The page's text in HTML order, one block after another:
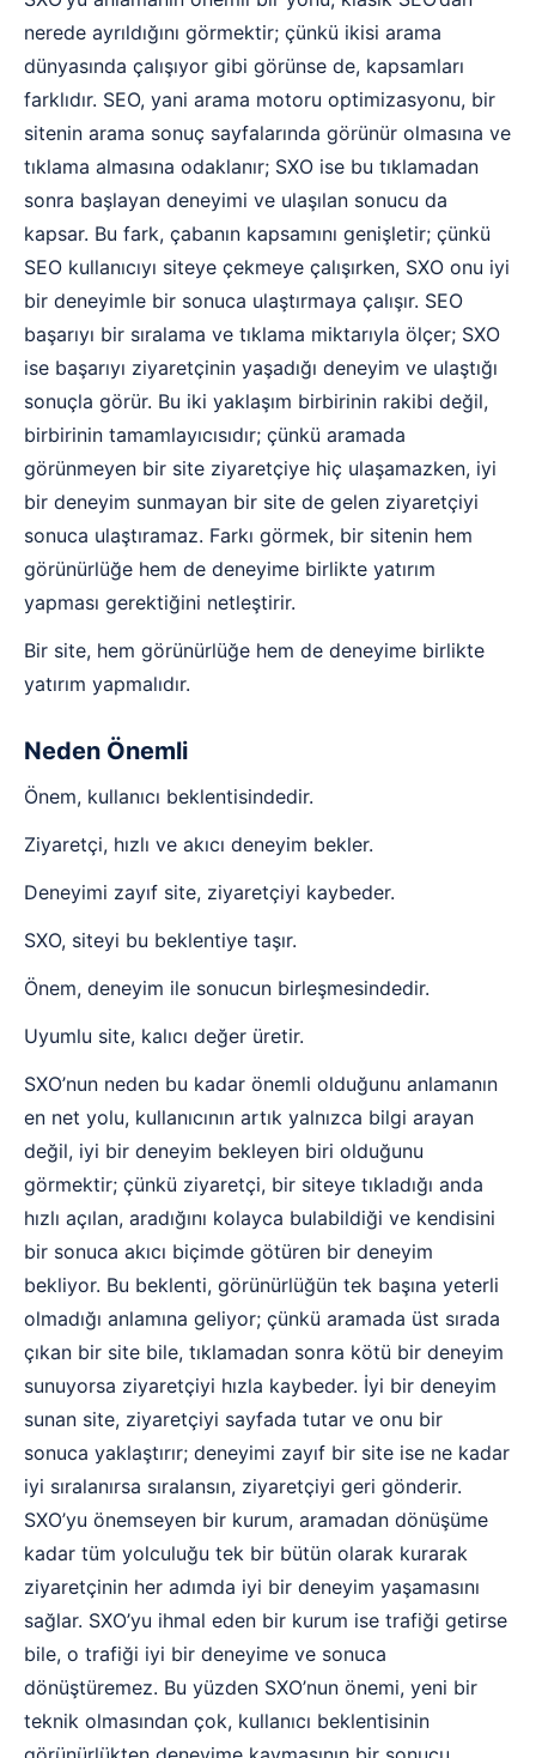
nerede ayrıldığını görmektir; çünkü ikisi arama
dünyasında çalışıyor gibi görünse de, kapsamları
farklıdır. SEO, yani arama motoru optimizasyonu, bir
sitenin arama sonuç sayfalarında görünür olmasına ve
tıklama almasına odaklanır; SXO ise bu tıklamadan
sonra başlayan deneyimi ve ulaşılan sonucu da
kapsar. Bu fark, çabanın kapsamını genişletir; çünkü
SEO kullanıcıyı siteye çekmeye çalışırken, SXO onu iyi
bir deneyimle bir sonuca ulaştırmaya çalışır. SEO
başarıyı bir sıralama ve tıklama miktarıyla ölçer; SXO
ise başarıyı ziyaretçinin yaşadığı deneyim ve ulaştığı
sonuçla görür. Bu iki yaklaşım birbirinin rakibi değil,
birbirinin tamamlayıcısıdır; çünkü aramada
görünmeyen bir site ziyaretçiye hiç ulaşamazken, iyi
bir deneyim sunmayan bir site de gelen ziyaretçiyi
sonuca ulaştıramaz. Farkı görmek, bir sitenin hem
görünürlüğe hem de deneyime birlikte yatırım
yapması gerektiğini netleştirir.
Bir site, hem görünürlüğe hem de deneyime birlikte
yatırım yapmalıdır.
Neden Önemli
Önem, kullanıcı beklentisindedir.
Ziyaretçi, hızlı ve akıcı deneyim bekler.
Deneyimi zayıf site, ziyaretçiyi kaybeder.
SXO, siteyi bu beklentiye taşır.
Önem, deneyim ile sonucun birleşmesindedir.
Uyumlu site, kalıcı değer üretir.
SXO’nun neden bu kadar önemli olduğunu anlamanın
en net yolu, kullanıcının artık yalnızca bilgi arayan
değil, iyi bir deneyim bekleyen biri olduğunu
görmektir; çünkü ziyaretçi, bir siteye tıkladığı anda
hızlı açılan, aradığını kolayca bulabildiği ve kendisini
bir sonuca akıcı biçimde götüren bir deneyim
bekliyor. Bu beklenti, görünürlüğün tek başına yeterli
olmadığı anlamına geliyor; çünkü aramada üst sırada
çıkan bir site bile, tıklamadan sonra kötü bir deneyim
sunuyorsa ziyaretçiyi hızla kaybeder. İyi bir deneyim
sunan site, ziyaretçiyi sayfada tutar ve onu bir
sonuca yaklaştırır; deneyimi zayıf bir site ise ne kadar
iyi sıralanırsa sıralansın, ziyaretçiyi geri gönderir.
SXO’yu önemseyen bir kurum, aramadan dönüşüme
kadar tüm yolculuğu tek bir bütün olarak kurarak
ziyaretçinin her adımda iyi bir deneyim yaşamasını
sağlar. SXO’yu ihmal eden bir kurum ise trafiği getirse
bile, o trafiği iyi bir deneyime ve sonuca
dönüştüremez. Bu yüzden SXO’nun önemi, yeni bir
teknik olmasından çok, kullanıcı beklentisinin